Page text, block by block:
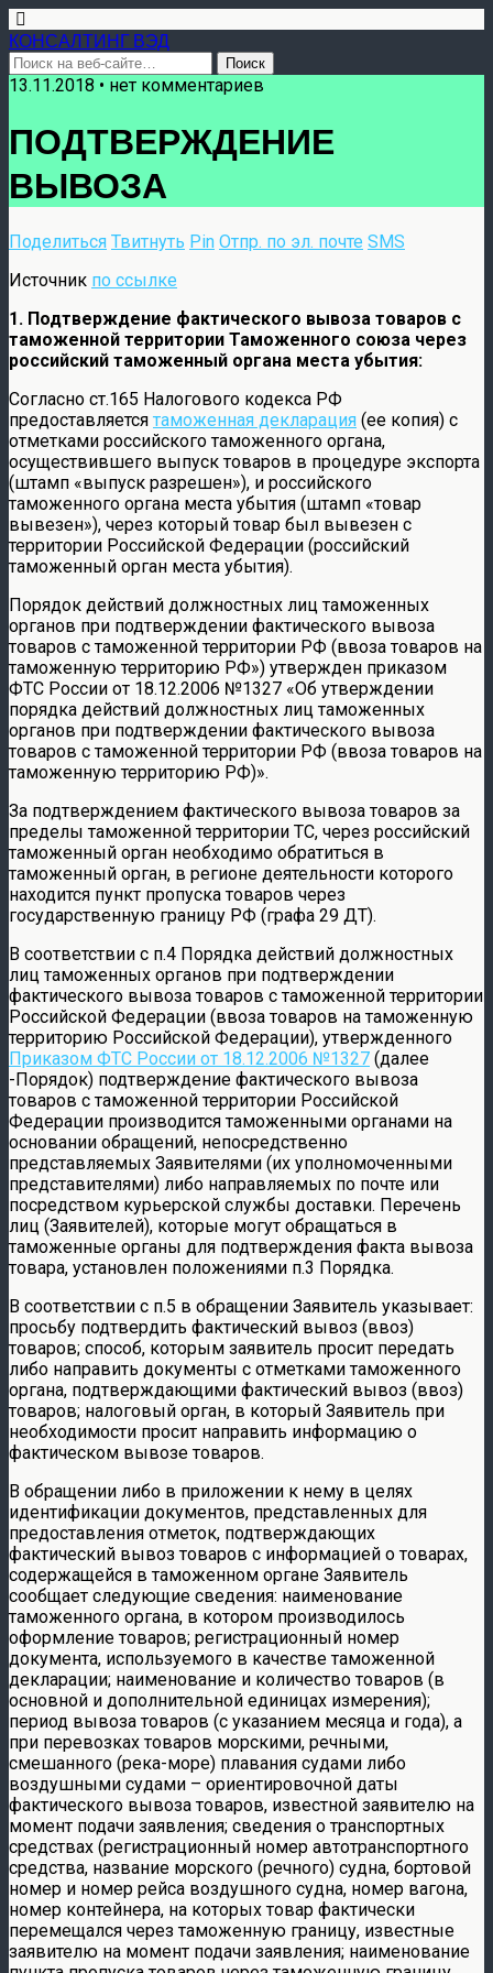
КОНСАЛТИНГ ВЭД
13.11.2018 • нет комментариев
ПОДТВЕРЖДЕНИЕ
ВЫВОЗА
Поделиться Твитнуть Pin Отпр. по эл. почте SMS
Источник по ссылке
1. Подтверждение фактического вывоза товаров с
таможенной территории Таможенного союза через
российский таможенный органа места убытия:
Согласно ст.165 Налогового кодекса РФ
предоставляется таможенная декларация (ее копия) с
отметками российского таможенного органа,
осуществившего выпуск товаров в процедуре экспорта
(штамп «выпуск разрешен»), и российского
таможенного органа места убытия (штамп «товар
вывезен»), через который товар был вывезен с
территории Российской Федерации (российский
таможенный орган места убытия).
Порядок действий должностных лиц таможенных
органов при подтверждении фактического вывоза
товаров с таможенной территории РФ (ввоза товаров на
таможенную территорию РФ») утвержден приказом
ФТС России от 18.12.2006 №1327 «Об утверждении
порядка действий должностных лиц таможенных
органов при подтверждении фактического вывоза
товаров с таможенной территории РФ (ввоза товаров на
таможенную территорию РФ)».
За подтверждением фактического вывоза товаров за
пределы таможенной территории ТС, через российский
таможенный орган необходимо обратиться в
таможенный орган, в регионе деятельности которого
находится пункт пропуска товаров через
государственную границу РФ (графа 29 ДТ).
В соответствии с п.4 Порядка действий должностных
лиц таможенных органов при подтверждении
фактического вывоза товаров с таможенной территории
Российской Федерации (ввоза товаров на таможенную
территорию Российской Федерации), утвержденного
Приказом ФТС России от 18.12.2006 №1327 (далее
-Порядок) подтверждение фактического вывоза
товаров с таможенной территории Российской
Федерации производится таможенными органами на
основании обращений, непосредственно
представляемых Заявителями (их уполномоченными
представителями) либо направляемых по почте или
посредством курьерской службы доставки. Перечень
лиц (Заявителей), которые могут обращаться в
таможенные органы для подтверждения факта вывоза
товара, установлен положениями п.3 Порядка.
В соответствии с п.5 в обращении Заявитель указывает:
просьбу подтвердить фактический вывоз (ввоз)
товаров; способ, которым заявитель просит передать
либо направить документы с отметками таможенного
органа, подтверждающими фактический вывоз (ввоз)
товаров; налоговый орган, в который Заявитель при
необходимости просит направить информацию о
фактическом вывозе товаров.
В обращении либо в приложении к нему в целях
идентификации документов, представленных для
предоставления отметок, подтверждающих
фактический вывоз товаров с информацией о товарах,
содержащейся в таможенном органе Заявитель
сообщает следующие сведения: наименование
таможенного органа, в котором производилось
оформление товаров; регистрационный номер
документа, используемого в качестве таможенной
декларации; наименование и количество товаров (в
основной и дополнительной единицах измерения);
период вывоза товаров (с указанием месяца и года), а
при перевозках товаров морскими, речными,
смешанного (река-море) плавания судами либо
воздушными судами – ориентировочной даты
фактического вывоза товаров, известной заявителю на
момент подачи заявления; сведения о транспортных
средствах (регистрационный номер автотранспортного
средства, название морского (речного) судна, бортовой
номер и номер рейса воздушного судна, номер вагона,
номер контейнера, на которых товар фактически
перемещался через таможенную границу, известные
заявителю на момент подачи заявления; наименование